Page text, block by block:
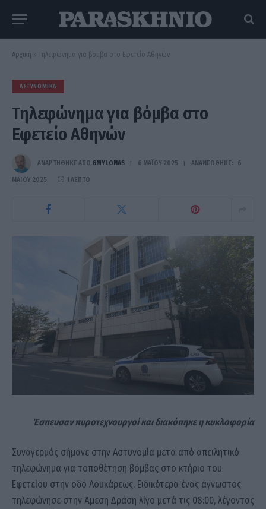
Αρχική » Τηλεφώνημα για βόμβα στο Εφετείο Αθηνών
ΑΣΤΥΝΟΜΙΚΆ
Τηλεφώνημα για βόμβα στο
Εφετείο Αθηνών
ΑΝΑΡΤΗΘΗΚΕ ΑΠΟ GMYLONAS 6 ΜΑΪ́ΟΥ 2025 ΑΝΑΝΕΏΘΗΚΕ: 6
ΜΑΪ́ΟΥ 2025 1 ΛΕΠΤΌ
Έσπευσαν πυροτεχνουργοί και διακόπηκε η κυκλοφορία
Συναγερμός σήμανε στην Αστυνομία μετά από απειλητικό
τηλεφώνημα για τοποθέτηση βόμβας στο κτήριο του
Εφετείου στην οδό Λουκάρεως. Ειδικότερα ένας άγνωστος
τηλεφώνησε στην Άμεση Δράση λίγο μετά τις 08:00, λέγοντας